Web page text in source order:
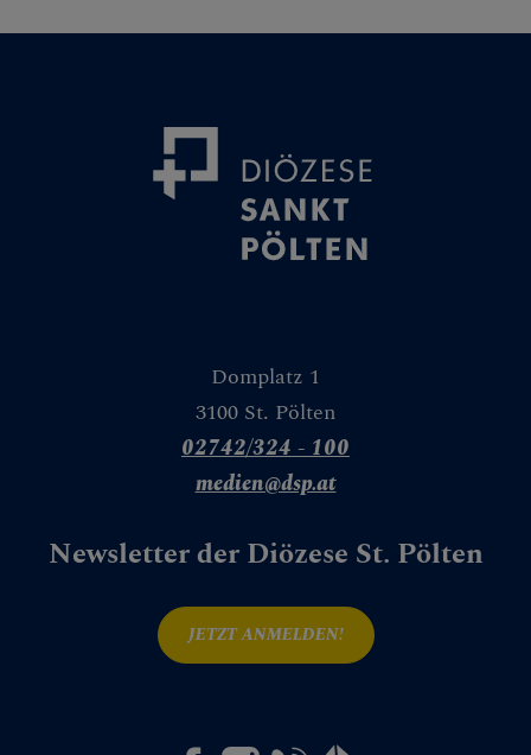
Bibelgarten
Palme
Feige
Granatapfel
Tür
Wasser
Leseplatz
Spiegel
Zelt
Domplatz 1
3100 St. Pölten
02742/324 - 100
medien@dsp.at
Newsletter der Diözese St. Pölten
JETZT ANMELDEN!